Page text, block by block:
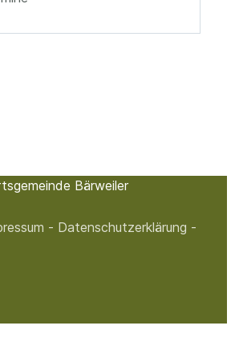
Bärweiler
- Datenschutzerklärung -